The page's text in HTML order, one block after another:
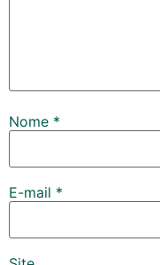
Nome *
E-mail *